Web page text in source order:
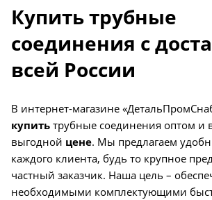
Купить трубные
соединения с
всей России
В интернет-магазине
купить трубные соединения оптом и
выгодной цене. Мы предлагаем
каждого клиента, будь то крупное
частный заказчик. Наша цель –
необходимыми комплектующими